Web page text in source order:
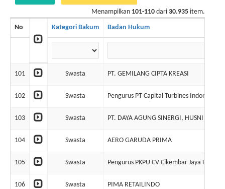
Menampilkan 101-110 dari 30.935 item.
No Kategori Bakum Badan Hukum
101 Swasta PT. GEMILANG CIPTA KREASI
102 Swasta Pengurus PT Capital Turbines Indonesia
103 Swasta PT. DAYA AGUNG SINERGI, HUSNI
104 Swasta AERO GARUDA PRIMA
105 Swasta Pengurus PKPU CV Cikembar Jaya Farm
106 Swasta PIMA RETAILINDO